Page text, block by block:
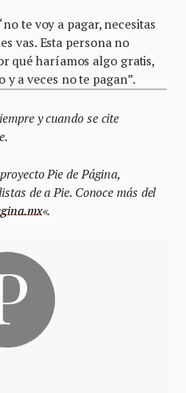
te voy a pagar, necesitas
vas. Esta persona no
qué haríamos algo gratis,
a veces no te pagan”.
y cuando se cite
Pie de Página,
de a Pie. Conoce más del
«.